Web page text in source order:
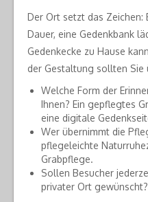
Der Ort setzt das Zeichen:
Dauer, eine Gedenkbank
Gedenkecke zu Hause
der Gestaltung sollten Sie
Welche Form der
Ihnen? Ein gepflegtes
eine digitale
Wer übernimmt die
pflegeleichte
Grabpflege.
Sollen Besucher
privater Ort gewünscht?